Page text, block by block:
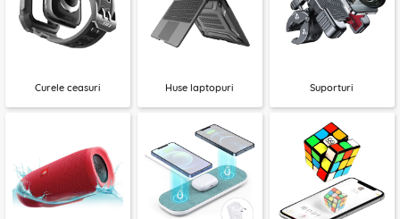
Curele ceasuri Huse laptopuri Suporturi